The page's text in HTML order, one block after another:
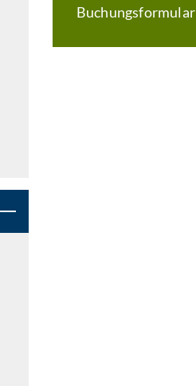
Buchungsformular